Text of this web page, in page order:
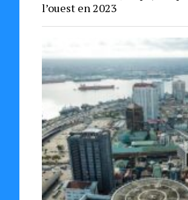
l’ouest en 2023